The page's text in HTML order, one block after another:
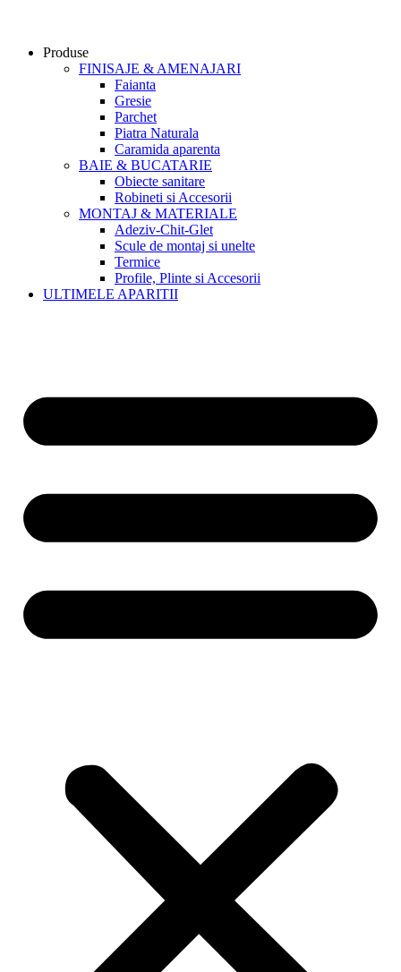
Produse
FINISAJE & AMENAJARI
Faianta
Gresie
Parchet
Piatra Naturala
Caramida aparenta
BAIE & BUCATARIE
Obiecte sanitare
Robineti si Accesorii
MONTAJ & MATERIALE
Adeziv-Chit-Glet
Scule de montaj si unelte
Termice
Profile, Plinte si Accesorii
ULTIMELE APARITII